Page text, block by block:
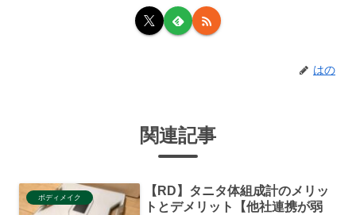
はの
関連記事
ボディメイク
【RD】タニタ体組成計のメリッ
トとデメリット【他社連携が弱